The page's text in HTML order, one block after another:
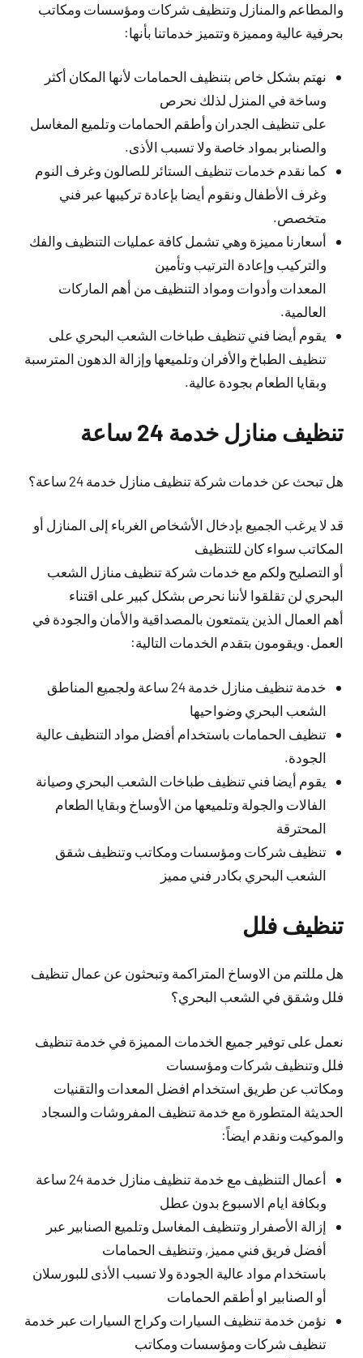
والمطاعم والمنازل وتنظيف شركات ومؤسسات ومكاتب
بحرفية عالية ومميزة وتتميز خدماتنا بأنها:
نهتم بشكل خاص بتنظيف الحمامات لأنها المكان أكثر
وساخة في المنزل لذلك نحرص
على تنظيف الجدران وأطقم الحمامات وتلميع المغاسل
والصنابر بمواد خاصة ولا تسبب الأذى.
كما نقدم خدمات تنظيف الستائر للصالون وغرف النوم
وغرف الأطفال ونقوم أيضا بإعادة تركيبها عبر فني
متخصص.
أسعارنا مميزة وهي تشمل كافة عمليات التنظيف والفك
والتركيب وإعادة الترتيب وتأمين
المعدات وأدوات ومواد التنظيف من أهم الماركات
العالمية.
يقوم أيضا فني تنظيف طباخات الشعب البحري على
تنظيف الطباخ والأفران وتلميعها وإزالة الدهون المترسبة
وبقايا الطعام بجودة عالية.
تنظيف منازل خدمة 24 ساعة
هل تبحث عن خدمات شركة تنظيف منازل خدمة 24 ساعة؟
قد لا يرغب الجميع بإدخال الأشخاص الغرباء إلى المنازل أو
المكاتب سواء كان للتنظيف
أو التصليح ولكم مع خدمات شركة تنظيف منازل الشعب
البحري لن تقلقوا لأننا نحرص بشكل كبير على اقتناء
أهم العمال الذين يتمتعون بالمصداقية والأمان والجودة في
العمل. ويقومون بتقدم الخدمات التالية:
خدمة تنظيف منازل خدمة 24 ساعة ولجميع المناطق
الشعب البحري وضواحيها
تنظيف الحمامات باستخدام أفضل مواد التنظيف عالية
الجودة.
يقوم أيضا فني تنظيف طباخات الشعب البحري وصيانة
الفالات والجولة وتلميعها من الأوساخ وبقايا الطعام
المحترقة
تنظيف شركات ومؤسسات ومكاتب وتنظيف شقق
الشعب البحري بكادر فني مميز
تنظيف فلل
هل مللتم من الاوساخ المتراكمة وتبحثون عن عمال تنظيف
فلل وشقق في الشعب البحري؟
نعمل على توفير جميع الخدمات المميزة في خدمة تنظيف
فلل وتنظيف شركات ومؤسسات
ومكاتب عن طريق استخدام افضل المعدات والتقنيات
الحديثة المتطورة مع خدمة تنظيف المفروشات والسجاد
والموكيت ونقدم ايضاً:
أعمال التنظيف مع خدمة تنظيف منازل خدمة 24 ساعة
وبكافة ايام الاسبوع بدون عطل
إزالة الأصفرار وتنظيف المغاسل وتلميع الصنابير عبر
أفضل فريق فني مميز, وتنظيف الحمامات
باستخدام مواد عالية الجودة ولا تسبب الأذى للبورسلان
أو الصنابير او أطقم الحمامات
نؤمن خدمة تنظيف السيارات وكراج السيارات عبر خدمة
تنظيف شركات ومؤسسات ومكاتب